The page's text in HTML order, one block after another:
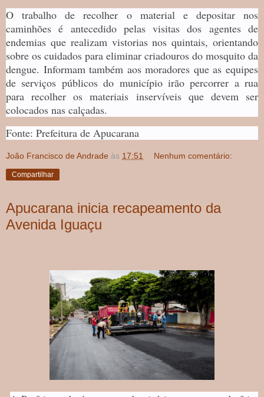
O trabalho de recolher o material e depositar nos
caminhões é antecedido pelas visitas dos agentes de
endemias que realizam vistorias nos quintais, orientando
sobre os cuidados para eliminar criadouros do mosquito da
dengue. Informam também aos moradores que as equipes
de serviços públicos do município irão percorrer a rua
para recolher os materiais inservíveis que devem ser
colocados nas calçadas.
Fonte: Prefeitura de Apucarana
João Francisco de Andrade às 17:51 Nenhum comentário:
Compartilhar
Apucarana inicia recapeamento da
Avenida Iguaçu